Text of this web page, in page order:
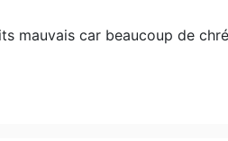
mauvais car beaucoup de